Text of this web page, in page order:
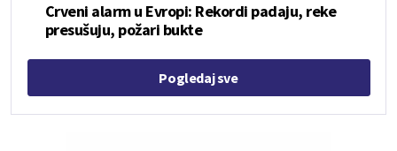
Crveni alarm u Evropi: Rekordi padaju, reke
presušuju, požari bukte
Pogledaj sve